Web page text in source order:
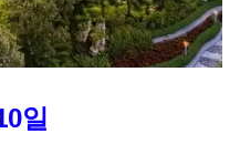
일